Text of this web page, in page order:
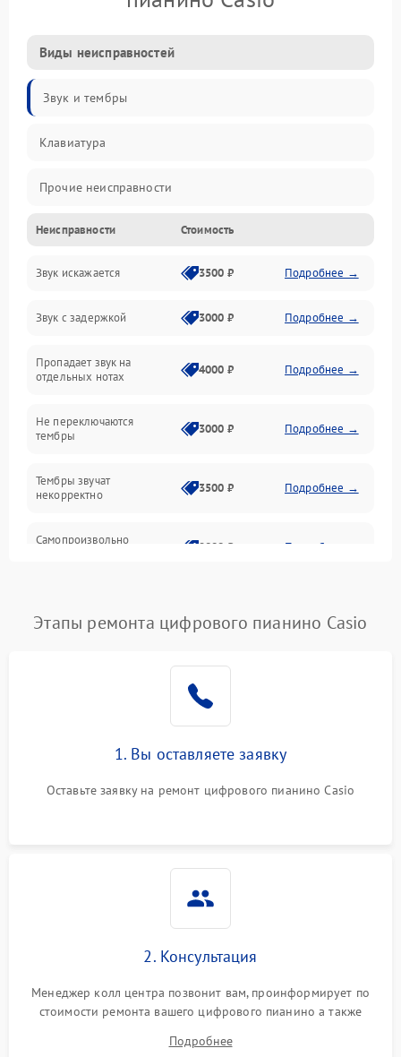
Виды неисправностей
Звук и тембры
Клавиатура
Прочие неисправности
Включение и работа
Управление и электроника
Подключения и интерфейсы
Педали и стойка
Аудио
Оптика
Неисправности Стоимость
Звук искажается 3500 ₽ Подробнее →
Звук с задержкой 3000 ₽ Подробнее →
Пропадает звук на
отдельных нотах
4000 ₽ Подробнее →
Не переключаются
тембры
3000 ₽ Подробнее →
Тембры звучат
некорректно
3500 ₽ Подробнее →
Самопроизвольно
2800 ₽ Подробнее →
Этапы ремонта цифрового пианино Casio
1. Вы оставляете заявку
Оставьте заявку на ремонт цифрового пианино Casio
2. Консультация
Менеджер колл центра позвонит вам, проинформирует по
стоимости ремонта вашего цифрового пианино а также
Подробнее